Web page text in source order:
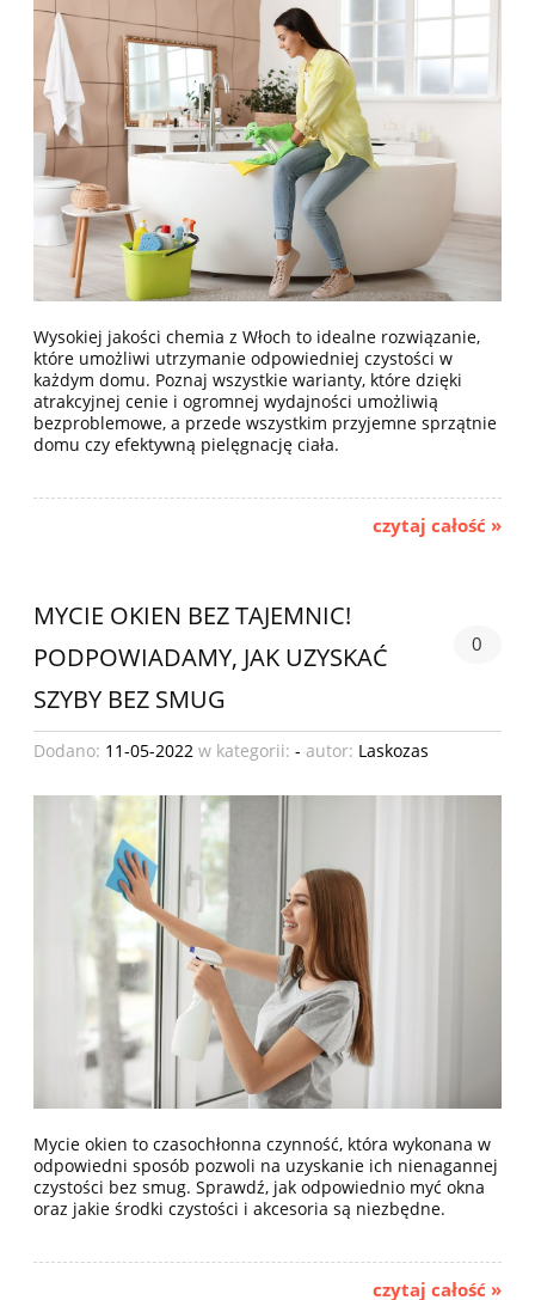
Wysokiej jakości chemia z Włoch to idealne rozwiązanie,
które umożliwi utrzymanie odpowiedniej czystości w
każdym domu. Poznaj wszystkie warianty, które dzięki
atrakcyjnej cenie i ogromnej wydajności umożliwią
bezproblemowe, a przede wszystkim przyjemne sprzątnie
domu czy efektywną pielęgnację ciała.
czytaj całość »
MYCIE OKIEN BEZ TAJEMNIC!
PODPOWIADAMY, JAK UZYSKAĆ
SZYBY BEZ SMUG
0
Dodano: 11-05-2022 w kategorii: - autor: Laskozas
Mycie okien to czasochłonna czynność, która wykonana w
odpowiedni sposób pozwoli na uzyskanie ich nienagannej
czystości bez smug. Sprawdź, jak odpowiednio myć okna
oraz jakie środki czystości i akcesoria są niezbędne.
czytaj całość »